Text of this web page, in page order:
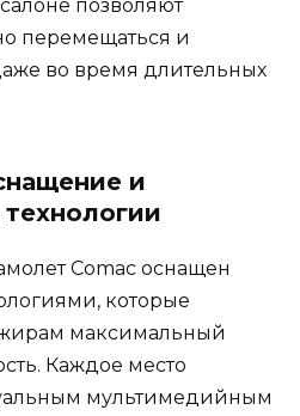
позволяют
перемещаться и
во время длительных
и
Comac оснащен
которые
максимальный
Каждое место
мультимедийным